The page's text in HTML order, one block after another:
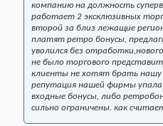
компанию на должность
работает 2 эксклюзивных
второй за близ лежащие
платят ретро бонусы,
уволился без
не было торгового
клиенты не хотят брать нашу
репутация нашей фирмы
входные бонусы, либо
сильно ограничены. как